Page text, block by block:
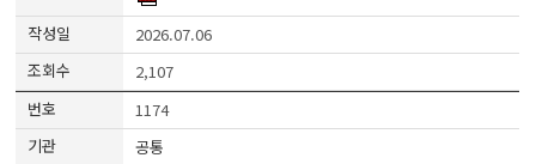
2026.07.06
2,107
1174
공통